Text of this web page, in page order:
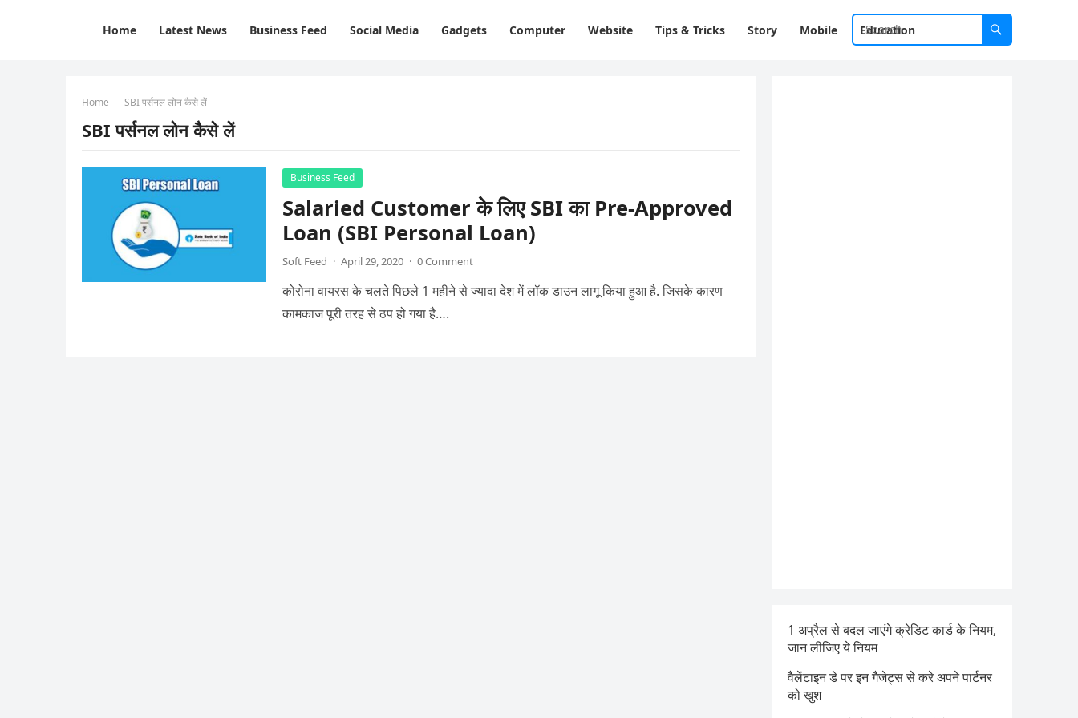
Home Latest News Business Feed Social Media Gadgets Computer Website Tips & Tricks Story Mobile Education
Home SBI पर्सनल लोन कैसे लें
SBI पर्सनल लोन कैसे लें
Business Feed
Salaried Customer के लिए SBI का Pre-Approved
Loan (SBI Personal Loan)
Soft Feed · April 29, 2020 · 0 Comment
कोरोना वायरस के चलते पिछले 1 महीने से ज्यादा देश में लॉक डाउन लागू किया हुआ है. जिसके कारण
कामकाज पूरी तरह से ठप हो गया है….
1 अप्रैल से बदल जाएंगे क्रेडिट कार्ड के नियम,
जान लीजिए ये नियम
वैलेंटाइन डे पर इन गैजेट्स से करे अपने पार्टनर
को खुश